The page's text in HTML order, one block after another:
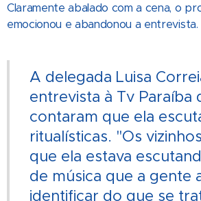
Claramente abalado com a cena, o
emocionou e abandonou a entrevista.
A delegada Luisa
entrevista à Tv Paraíba
contaram que ela
ritualísticas. "Os
que ela estava
de música que a gente
identificar do que se